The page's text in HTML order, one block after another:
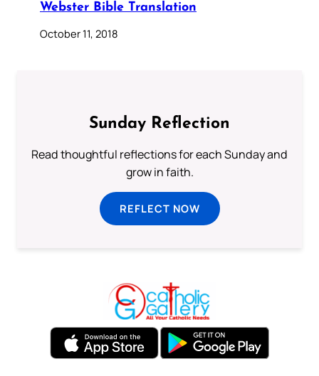
Webster Bible Translation
October 11, 2018
Sunday Reflection
Read thoughtful reflections for each Sunday and
grow in faith.
REFLECT NOW